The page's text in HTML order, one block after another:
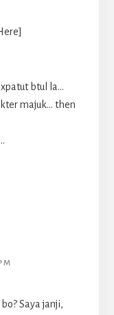
xpatut btul la…
majuk… then
Saya janji,